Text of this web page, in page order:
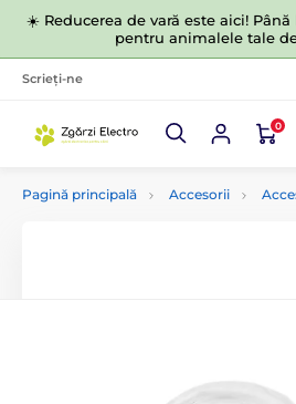
☀️ Reducerea de vară este aici!
pentru animalele tale
Scrieți-ne
0
Pagină principală Accesorii